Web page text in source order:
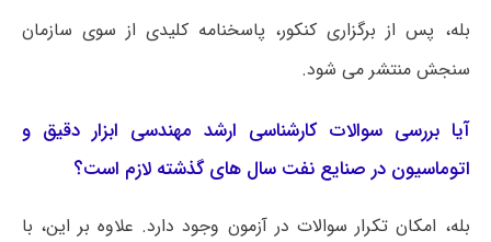
بله، پس از برگزاری کنکور، پاسخنامه کلیدی از سوی سازمان
سنجش منتشر می شود.
آیا بررسی سوالات کارشناسی ارشد مهندسی ابزار دقیق و
اتوماسیون در صنایع نفت سال های گذشته لازم است؟
بله، امکان تکرار سوالات در آزمون وجود دارد. علاوه بر این، با